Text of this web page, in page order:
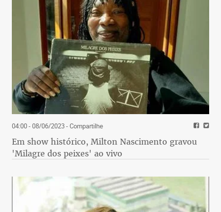
04:00 - 08/06/2023- Compartilhe
Em show histórico, Milton Nascimento gravou
'Milagre dos peixes' ao vivo